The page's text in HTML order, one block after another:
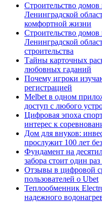
Строительство
Ленинградской
комфортной жизни
Строительство
Ленинградской
строительства
Тайны карточных
любовных гаданий
Почему игроки
регистрацией
Melbet в одном
доступ с любого
Цифровая эпоха
интерес к
Дом для внуков:
прослужит 100 лет
Фундамент на
забора стоит один
Отзывы в цифровой
пользователей о Ubet
Теплообменник
надежного